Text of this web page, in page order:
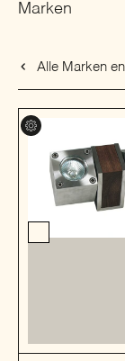
Marken
Alle Marken